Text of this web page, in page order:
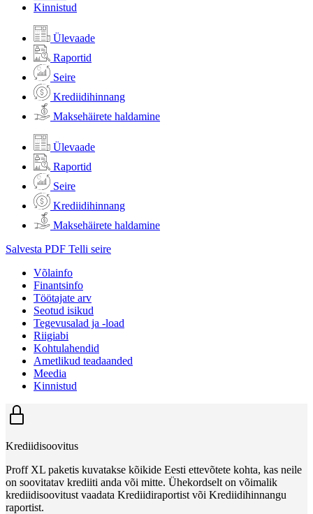
Kinnistud
Ülevaade
Raportid
Seire
Krediidihinnang
Maksehäirete haldamine
Ülevaade
Raportid
Seire
Krediidihinnang
Maksehäirete haldamine
Salvesta PDF Telli seire
Võlainfo
Finantsinfo
Töötajate arv
Seotud isikud
Tegevusalad ja -load
Riigiabi
Kohtulahendid
Ametlikud teadaanded
Meedia
Kinnistud
Krediidisoovitus
Proff XL paketis kuvatakse kõikide Eesti ettevõtete kohta, kas neile
on soovitatav krediiti anda või mitte. Ühekordselt on võimalik
krediidisoovitust vaadata Krediidiraportist või Krediidihinnangu
raportist.